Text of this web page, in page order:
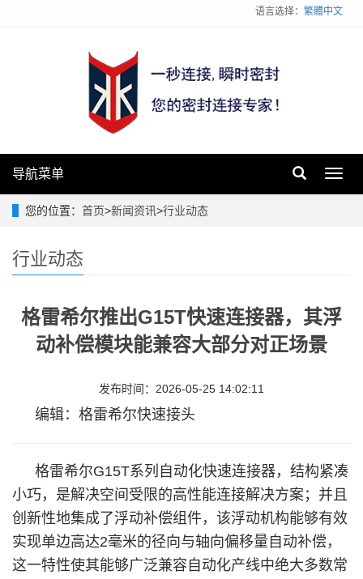
语言选择： 繁體中文
导航菜单
您的位置： 首页>新闻资讯>行业动态
行业动态
格雷希尔推出G15T快速连接器，其浮
动补偿模块能兼容大部分对正场景
发布时间：2026-05-25 14:02:11
编辑：格雷希尔快速接头
格雷希尔G15T系列自动化快速连接器，结构紧凑
小巧，是解决空间受限的高性能连接解决方案；并且
创新性地集成了浮动补偿组件，该浮动机构能够有效
实现单边高达2毫米的径向与轴向偏移量自动补偿，
这一特性使其能够广泛兼容自动化产线中绝大多数常